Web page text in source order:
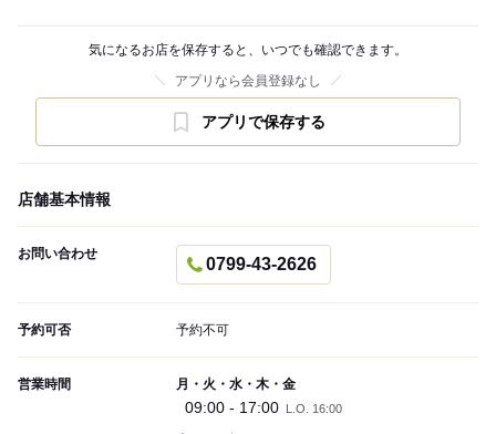
気になるお店を保存すると、いつでも確認できます。
アプリなら会員登録なし
アプリで保存する
店舗基本情報
お問い合わせ
0799-43-2626
予約可否 予約不可
営業時間 月・火・水・木・金
09:00 - 17:00 L.O. 16:00